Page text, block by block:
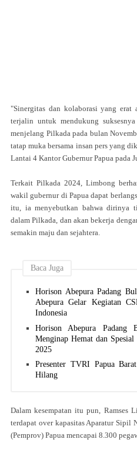
"Sinergitas dan kolaborasi yang erat
terjalin untuk mendukung
menjelang Pilkada pada bulan
tatap muka bersama insan pers yang
Lantai 4 Kantor Gubernur Papua pada
Terkait Pilkada 2024, Limbong
wakil gubernur di Papua dapat
itu, ia menyebutkan bahwa dirinya
dalam Pilkada, dan akan bekerja
semakin maju dan sejahtera.
Baca Juga
Horison Abepura Padang
Abepura Gelar Kegiatan
Indonesia
Horison Abepura Padang
Menginap Hemat dan
2025
Presenter TVRI Papua
Hilang
Dalam kesempatan itu pun, Ramses
terdapat over kapasitas Aparatur Sipil
(Pemprov) Papua mencapai 8.300